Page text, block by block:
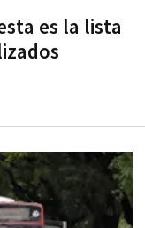
es la lista